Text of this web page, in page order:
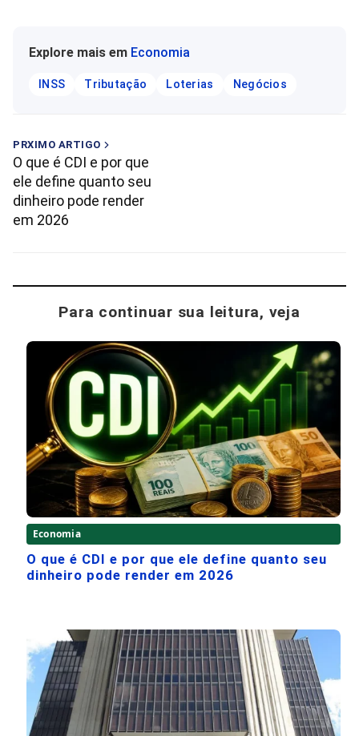
Explore mais em Economia
INSS Tributação Loterias Negócios
PRXIMO ARTIGO
O que é CDI e por que
ele define quanto seu
dinheiro pode render
em 2026
Para continuar sua leitura, veja
Economia
O que é CDI e por que ele define quanto seu
dinheiro pode render em 2026